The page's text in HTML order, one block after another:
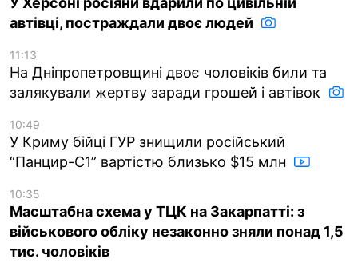
автівці, постраждали двоє людей
11:13
На Дніпропетровщині двоє чоловіків били та
залякували жертву заради грошей і автівок
10:49
У Криму бійці ГУР знищили російський
“Панцир-С1” вартістю близько $15 млн
10:35
Масштабна схема у ТЦК на Закарпатті: з
військового обліку незаконно зняли понад 1,5
тис. чоловіків